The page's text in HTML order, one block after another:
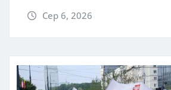
Сер 6, 2026